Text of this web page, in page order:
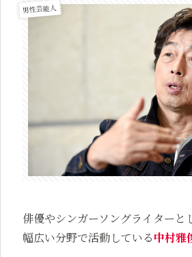
男性芸能人
俳優やシンガーソングライターと
幅広い分野で活動している中村雅